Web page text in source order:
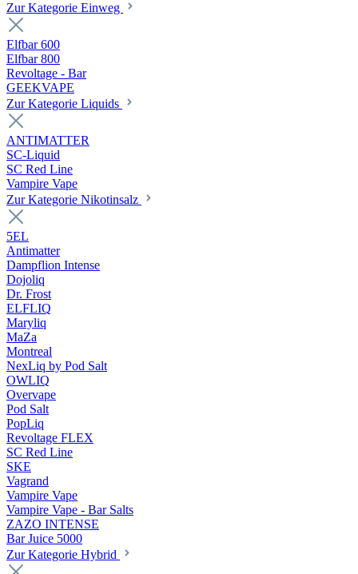
Zur Kategorie Einweg
Elfbar 600
Elfbar 800
Revoltage - Bar
GEEKVAPE
Zur Kategorie Liquids
ANTIMATTER
SC-Liquid
SC Red Line
Vampire Vape
Zur Kategorie Nikotinsalz
5EL
Antimatter
Dampflion Intense
Dojoliq
Dr. Frost
ELFLIQ
Maryliq
MaZa
Montreal
NexLiq by Pod Salt
OWLIQ
Overvape
Pod Salt
PopLiq
Revoltage FLEX
SC Red Line
SKE
Vagrand
Vampire Vape
Vampire Vape - Bar Salts
ZAZO INTENSE
Bar Juice 5000
Zur Kategorie Hybrid